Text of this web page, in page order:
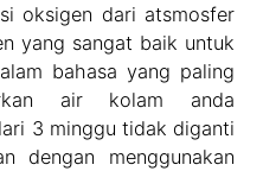
oksigen dari atsmosfer
yang sangat baik untuk
bahasa yang paling
air kolam anda
3 minggu tidak diganti
dengan menggunakan